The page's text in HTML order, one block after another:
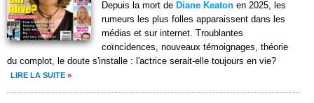
Depuis la mort de Diane Keaton en 2025, les
rumeurs les plus folles apparaissent dans les
médias et sur internet. Troublantes
coïncidences, nouveaux témoignages, théorie
du complot, le doute s'installe : l'actrice serait-elle toujours en vie?
LIRE LA SUITE »